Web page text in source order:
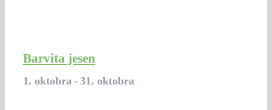
Barvita jesen
1. oktobra - 31. oktobra